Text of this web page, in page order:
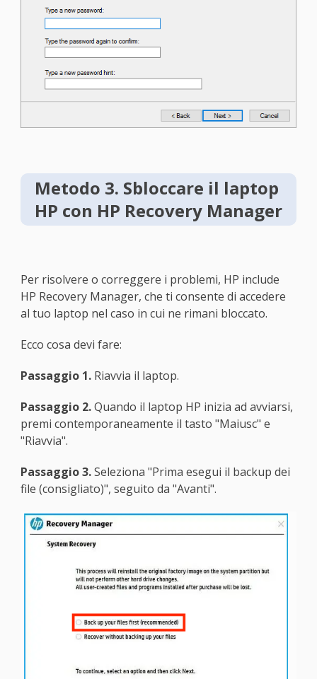
Metodo 3. Sbloccare il laptop
HP con HP Recovery Manager
Per risolvere o correggere i problemi, HP include
HP Recovery Manager, che ti consente di accedere
al tuo laptop nel caso in cui ne rimani bloccato.
Ecco cosa devi fare:
Passaggio 1.Riavvia il laptop.
Passaggio 2.Quando il laptop HP inizia ad avviarsi,
premi contemporaneamente il tasto "Maiusc" e
"Riavvia".
Passaggio 3.Seleziona "Prima esegui il backup dei
file (consigliato)", seguito da "Avanti".